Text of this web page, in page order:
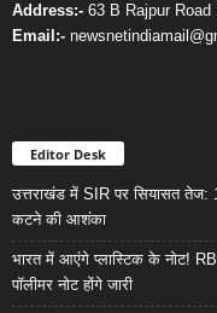
Address:- 63 B Rajpur Road
Email:-
Editor Desk
उत्तराखंड में SIR पर सियासत तेज:
कटने की आशंका
भारत में आएंगे प्लास्टिक के नोट!
पॉलीमर नोट होंगे जारी